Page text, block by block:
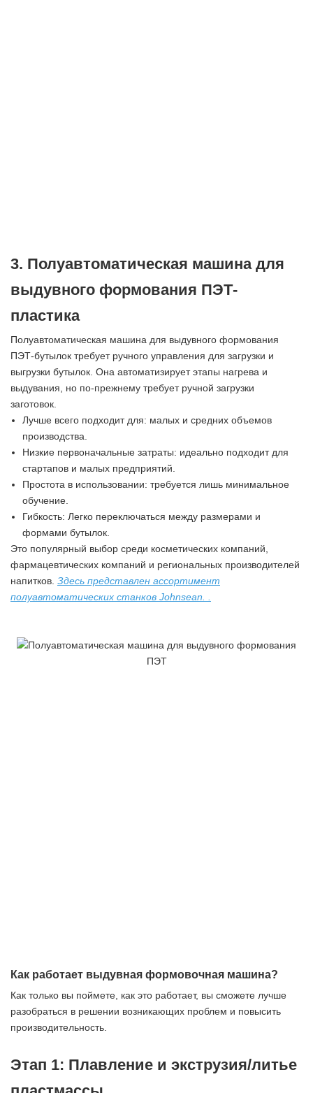
3. Полуавтоматическая машина для
выдувного формования ПЭТ-
пластика
Полуавтоматическая машина для выдувного формования
ПЭТ-бутылок требует ручного управления для загрузки и
выгрузки бутылок. Она автоматизирует этапы нагрева и
выдувания, но по-прежнему требует ручной загрузки
заготовок.
Лучше всего подходит для: малых и средних объемов
производства.
Низкие первоначальные затраты: идеально подходит для
стартапов и малых предприятий.
Простота в использовании: требуется лишь минимальное
обучение.
Гибкость: Легко переключаться между размерами и
формами бутылок.
Это популярный выбор среди косметических компаний,
фармацевтических компаний и региональных производителей
напитков. Здесь представлен ассортимент
полуавтоматических станков Johnsean. .
Как работает выдувная формовочная машина?
Как только вы поймете, как это работает, вы сможете лучше
разобраться в решении возникающих проблем и повысить
производительность.
Этап 1: Плавление и экструзия/литье